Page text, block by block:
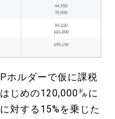
ホルダーで仮に課税
じめの120,000㌦に
対する15%を乗じた